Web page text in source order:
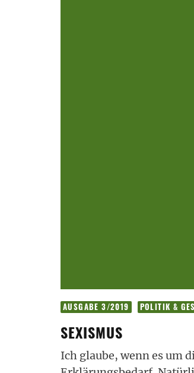
AUSGABE 3/2019 POLITIK &
SEXISMUS
Ich glaube, wenn es um